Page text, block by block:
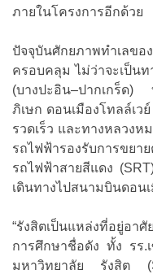
ภายในโครงการอีกด้วย
ปัจจุบันศักยภาพทำเลขอ
ครอบคลุม ไม่ว่าจะเป็น
(บางปะอิน–ปากเกร็ด
ภิเษก ดอนเมืองโทลล์เว
รวดเร็ว และทางหลวงห
รถไฟฟ้ารองรับการขย
รถไฟฟ้าสายสีแดง
เดินทางไปสนามบินดอน
“รังสิตเป็นแหล่งที่อยู่อ
การศึกษาชื่อดัง ทั้ง รร.
มหาวิทยาลัย รังสิต